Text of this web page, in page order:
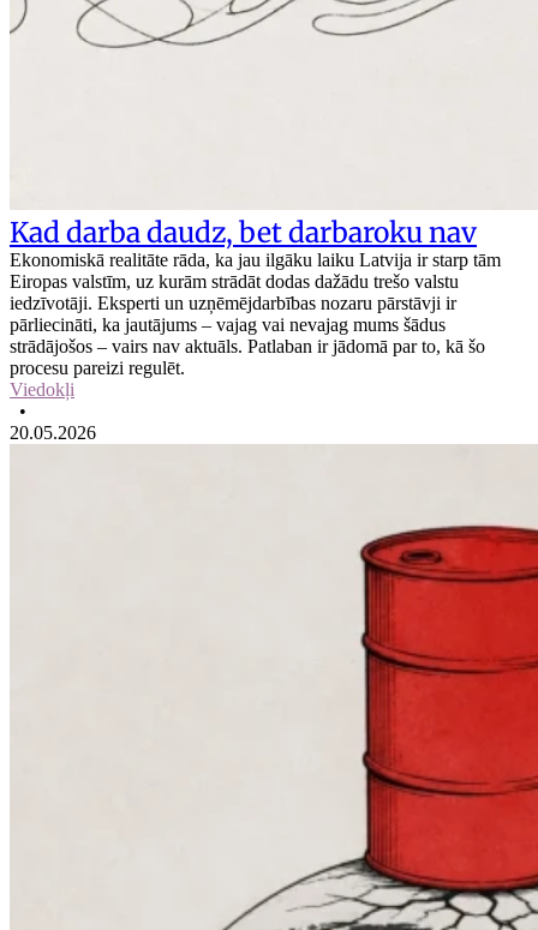
Kad darba daudz, bet darbaroku nav
Ekonomiskā realitāte rāda, ka jau ilgāku laiku Latvija ir starp tām
Eiropas valstīm, uz kurām strādāt dodas dažādu trešo valstu
iedzīvotāji. Eksperti un uzņēmējdarbības nozaru pārstāvji ir
pārliecināti, ka jautājums – vajag vai nevajag mums šādus
strādājošos – vairs nav aktuāls. Patlaban ir jādomā par to, kā šo
procesu pareizi regulēt.
Viedokļi
•
20.05.2026